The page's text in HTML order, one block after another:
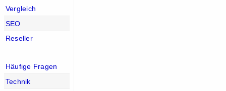
Vergleich
SEO
Reseller
Häufige Fragen
Technik